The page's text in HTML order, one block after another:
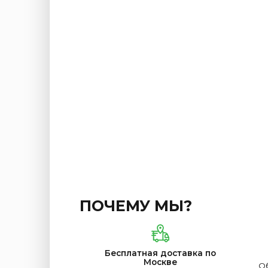
ПОЧЕМУ МЫ?
Бесплатная доставка по
Москве